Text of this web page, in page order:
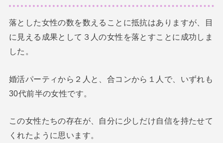
落とした女性の数を数えることに抵抗はありますが、目
に見える成果として３人の女性を落とすことに成功しま
した。
婚活パーティから２人と、合コンから１人で、いずれも
30代前半の女性です。
この女性たちの存在が、自分に少しだけ自信を持たせて
くれたように思います。